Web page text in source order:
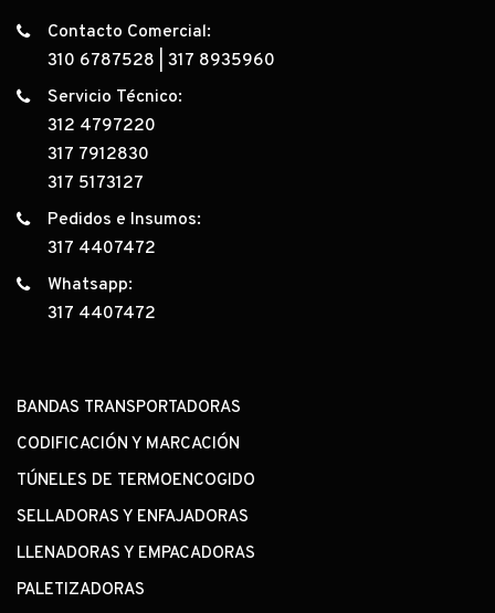
Contacto Comercial:
310 6787528
317 8935960
Servicio Técnico:
312 4797220
317 7912830
317 5173127
Pedidos e Insumos:
317 4407472
Whatsapp:
317 4407472
BANDAS TRANSPORTADORAS
CODIFICACIÓN Y MARCACIÓN
TÚNELES DE TERMOENCOGIDO
SELLADORAS Y ENFAJADORAS
LLENADORAS Y EMPACADORAS
PALETIZADORAS